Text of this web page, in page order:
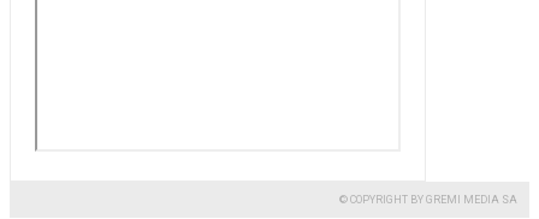
© COPYRIGHT BY GREMI MEDIA SA